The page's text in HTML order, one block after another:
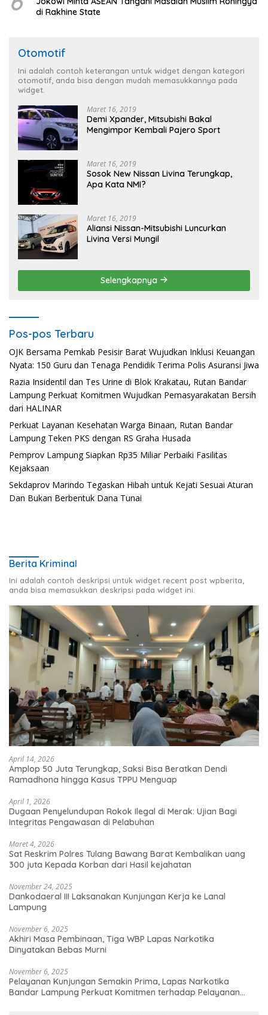
di Rakhine State
Otomotif
Ini adalah contoh keterangan untuk widget dengan kategori
otomotif, anda bisa dengan mudah memasukkannya pada
widget.
Maret 16, 2019
Demi Xpander, Mitsubishi Bakal
Mengimpor Kembali Pajero Sport
Maret 16, 2019
Sosok New Nissan Livina Terungkap,
Apa Kata NMI?
Maret 16, 2019
Aliansi Nissan-Mitsubishi Luncurkan
Livina Versi Mungil
Selengkapnya
Pos-pos Terbaru
OJK Bersama Pemkab Pesisir Barat Wujudkan Inklusi Keuangan
Nyata: 150 Guru dan Tenaga Pendidik Terima Polis Asuransi Jiwa
Razia Insidentil dan Tes Urine di Blok Krakatau, Rutan Bandar
Lampung Perkuat Komitmen Wujudkan Pemasyarakatan Bersih
dari HALINAR
Perkuat Layanan Kesehatan Warga Binaan, Rutan Bandar
Lampung Teken PKS dengan RS Graha Husada
Pemprov Lampung Siapkan Rp35 Miliar Perbaiki Fasilitas
Kejaksaan
Sekdaprov Marindo Tegaskan Hibah untuk Kejati Sesuai Aturan
Dan Bukan Berbentuk Dana Tunai
Berita Kriminal
Ini adalah contoh deskripsi untuk widget recent post wpberita,
anda bisa memasukkan deskripsi pada widget ini.
April 14, 2026
Amplop 50 Juta Terungkap, Saksi Bisa Beratkan Dendi
Ramadhona hingga Kasus TPPU Menguap
April 1, 2026
Dugaan Penyelundupan Rokok Ilegal di Merak: Ujian Bagi
Integritas Pengawasan di Pelabuhan
Maret 4, 2026
Sat Reskrim Polres Tulang Bawang Barat Kembalikan uang
300 juta Kepada Korban dari Hasil kejahatan
November 24, 2025
Dankodaeral III Laksanakan Kunjungan Kerja ke Lanal
Lampung
November 6, 2025
Akhiri Masa Pembinaan, Tiga WBP Lapas Narkotika
Dinyatakan Bebas Murni
November 6, 2025
Pelayanan Kunjungan Semakin Prima, Lapas Narkotika
Bandar Lampung Perkuat Komitmen terhadap Pelayanan